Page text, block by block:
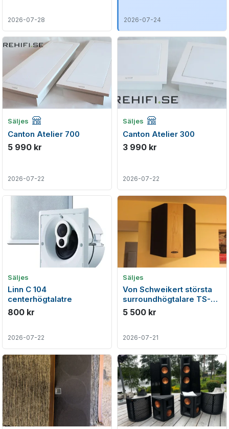
2026-07-28 2026-07-24
Säljes Företagsannons
Canton Atelier 700
5 990 kr
2026-07-22
Säljes Företagsannons
Canton Atelier 300
3 990 kr
2026-07-22
Säljes
Linn C 104
centerhögtalatre
800 kr
2026-07-22
Säljes
Von Schweikert största
surroundhögtalare TS-
310, TS-200 & TS-150
5 500 kr
2026-07-21